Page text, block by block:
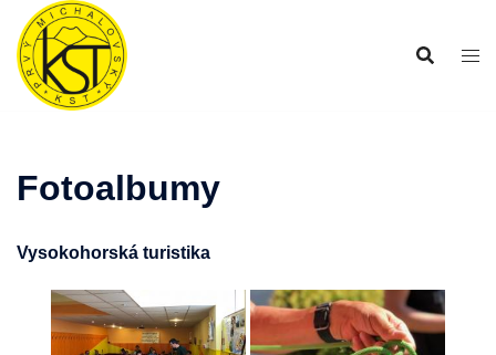
Preskočiť
obsah
Fotoalbumy
Vysokohorská turistika